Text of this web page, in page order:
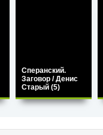
Сперанский.
Заговор / Денис
Старый (5)